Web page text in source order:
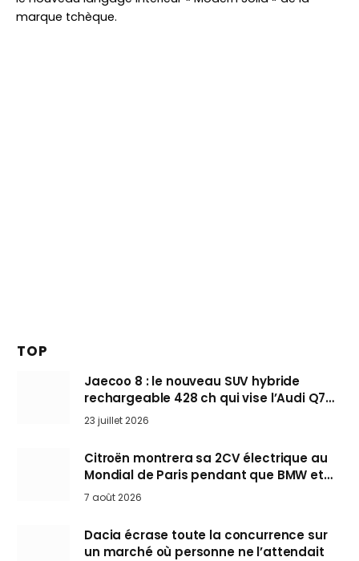
marque tchèque.
TOP
Jaecoo 8 : le nouveau SUV hybride
rechargeable 428 ch qui vise l’Audi Q7
arrive en Europe cet automne
23 juillet 2026
Citroën montrera sa 2CV électrique au
Mondial de Paris pendant que BMW et
Mini désertent le salon
7 août 2026
Dacia écrase toute la concurrence sur
un marché où personne ne l’attendait